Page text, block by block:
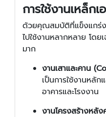
การใช้งานเหล็ก
ด้วยคุณสมบัติที่แข็งแกร่ง
ไปใช้งานหลากหลาย โด
มาก
งานเสาและคาน
เป็นการใช้งานหลัก
อาคารและโรงงาน
งานโครงสร้างหลั